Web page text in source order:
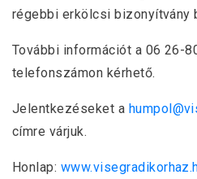
régebbi erkölcsi
További információt a 06 26-
telefonszámon kérhető.
Jelentkezéseket a
címre várjuk.
Honlap: